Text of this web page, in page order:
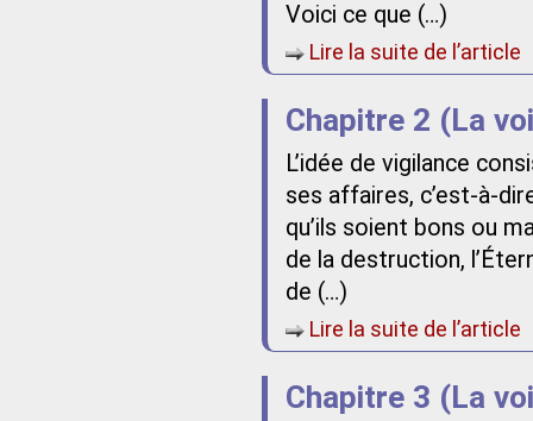
Voici ce que (…)
Lire la suite de l’article
Chapitre 2 (La
L’idée de vigilance
ses affaires, c’est-à-
qu’ils soient bons ou
de la destruction,
de (…)
Lire la suite de l’article
Chapitre 3 (La